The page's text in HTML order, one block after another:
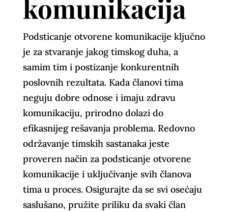
komunikacija
Podsticanje otvorene komunikacije ključno
je za stvaranje jakog timskog duha, a
samim tim i postizanje konkurentnih
poslovnih rezultata. Kada članovi tima
neguju dobre odnose i imaju zdravu
komunikaciju, prirodno dolazi do
efikasnijeg rešavanja problema. Redovno
održavanje timskih sastanaka jeste
proveren način za podsticanje otvorene
komunikacije i uključivanje svih članova
tima u proces. Osigurajte da se svi osećaju
saslušano, pružite priliku da svaki član